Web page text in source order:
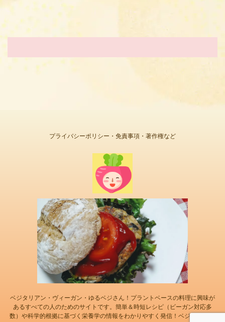
プライバシーポリシー・免責事項・著作権など
ベジタリアン・ヴィーガン・ゆるベジさん！プラントベースの料理に興味が
あるすべての人のためのサイトです。簡単＆時短レシピ（ビーガン対応多
数）や科学的根拠に基づく栄養学の情報をわかりやすく発信！ベジ歴20年以